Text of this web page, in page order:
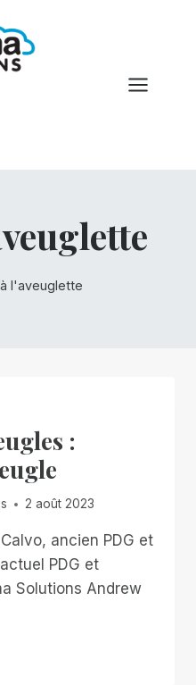
l'aveuglette
:
2 août 2023
ancien PDG et
PDG et
Solutions Andrew